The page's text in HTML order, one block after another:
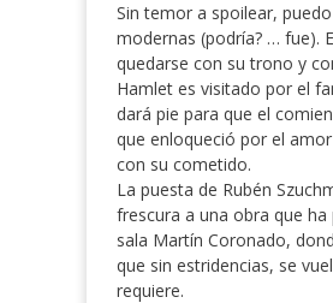
Sin temor a spoilear,
modernas (podría? … fue).
quedarse con su trono y
Hamlet es visitado por el
dará pie para que el
que enloqueció por el
con su cometido.
La puesta de Rubén
frescura a una obra que
sala Martín Coronado,
que sin estridencias, se
requiere.